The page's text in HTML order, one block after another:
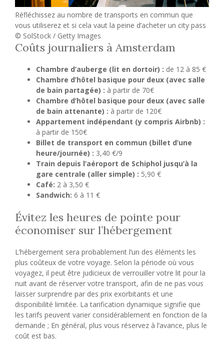
Réfléchissez au nombre de transports en commun que
vous utiliserez et si cela vaut la peine d’acheter un city pass
© SolStock / Getty Images
Coûts journaliers à Amsterdam
Chambre d’auberge (lit en dortoir) : de 12 à 85 €
Chambre d’hôtel basique pour deux (avec salle
de bain partagée) : à partir de 70€
Chambre d’hôtel basique pour deux (avec salle
de bain attenante) : à partir de 120€
Appartement indépendant (y compris Airbnb) :
à partir de 150€
Billet de transport en commun (billet d’une
heure/journée) : 3,40 €/9
Train depuis l’aéroport de Schiphol jusqu’à la
gare centrale (aller simple) : 5,90 €
Café: 2 à 3,50 €
Sandwich: 6 à 11 €
Évitez les heures de pointe pour
économiser sur l’hébergement
L’hébergement sera probablement l’un des éléments les
plus coûteux de votre voyage. Selon la période où vous
voyagez, il peut être judicieux de verrouiller votre lit pour la
nuit avant de réserver votre transport, afin de ne pas vous
laisser surprendre par des prix exorbitants et une
disponibilité limitée. La tarification dynamique signifie que
les tarifs peuvent varier considérablement en fonction de la
demande ; En général, plus vous réservez à l’avance, plus le
coût est bas.